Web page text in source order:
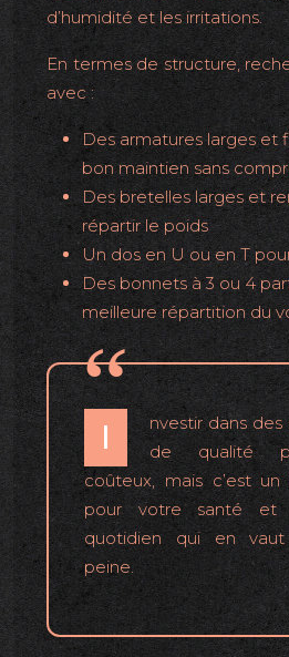
d’humidité et les irritations.
En termes de structure,
avec :
Des armatures larges et
bon maintien sans
Des bretelles larges et
répartir le poids
Un dos en U ou en T
Des bonnets à 3 ou 4
meilleure répartition du
I
nvestir dans
de qualité
coûteux, mais c’est un
pour votre santé et
quotidien qui en
peine.